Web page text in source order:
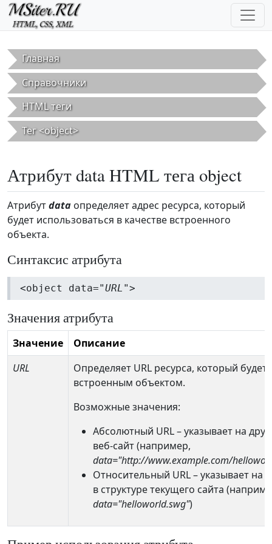
Перейти к основному содержанию
Главная
Справочники
HTML теги
Тег <object>
Атрибут data HTML тега object
Атрибутdata определяет адрес ресурса, который
будет использоваться в качестве встроенного
объекта.
Синтаксис атрибута
<object data="URL ">
Значения атрибута
Значение
Описание
URL
Определяет URL ресурса, который будет
встроенным объектом.
Возможные значения:
Абсолютный URL – указывает на
веб-сайт (например,
data="http://www.example.com/
Относительный URL – указывает на
в структуре текущего сайта
data="helloworld.swg")